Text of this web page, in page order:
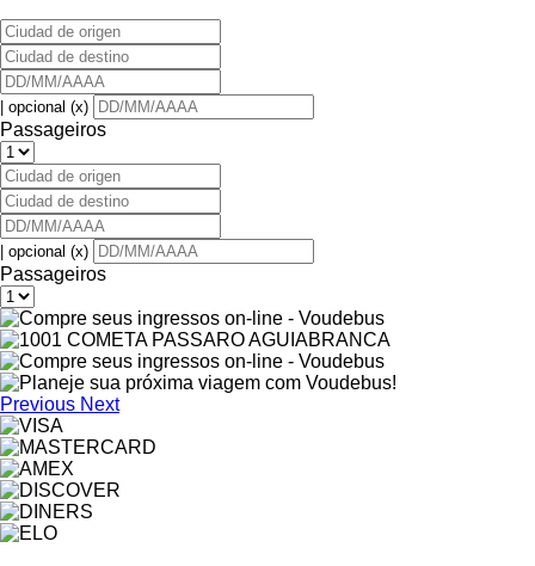
| opcional (x)
Passageiros
| opcional (x)
Passageiros
Previous Next